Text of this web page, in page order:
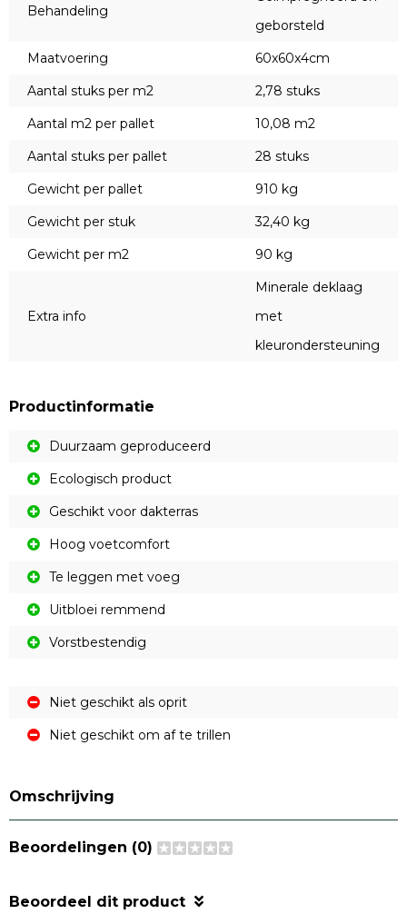
Behandeling
geborsteld
Maatvoering
60x60x4cm
Aantal stuks per m2
2,78 stuks
Aantal m2 per pallet
10,08 m2
Aantal stuks per pallet
28 stuks
Gewicht per pallet
910 kg
Gewicht per stuk
32,40 kg
Gewicht per m2
90 kg
Extra info
Minerale deklaag
met
kleurondersteuning
Productinformatie
Duurzaam geproduceerd
Ecologisch product
Geschikt voor dakterras
Hoog voetcomfort
Te leggen met voeg
Uitbloei remmend
Vorstbestendig
Niet geschikt als oprit
Niet geschikt om af te trillen
Omschrijving
Beoordelingen (0)
Beoordeel dit product